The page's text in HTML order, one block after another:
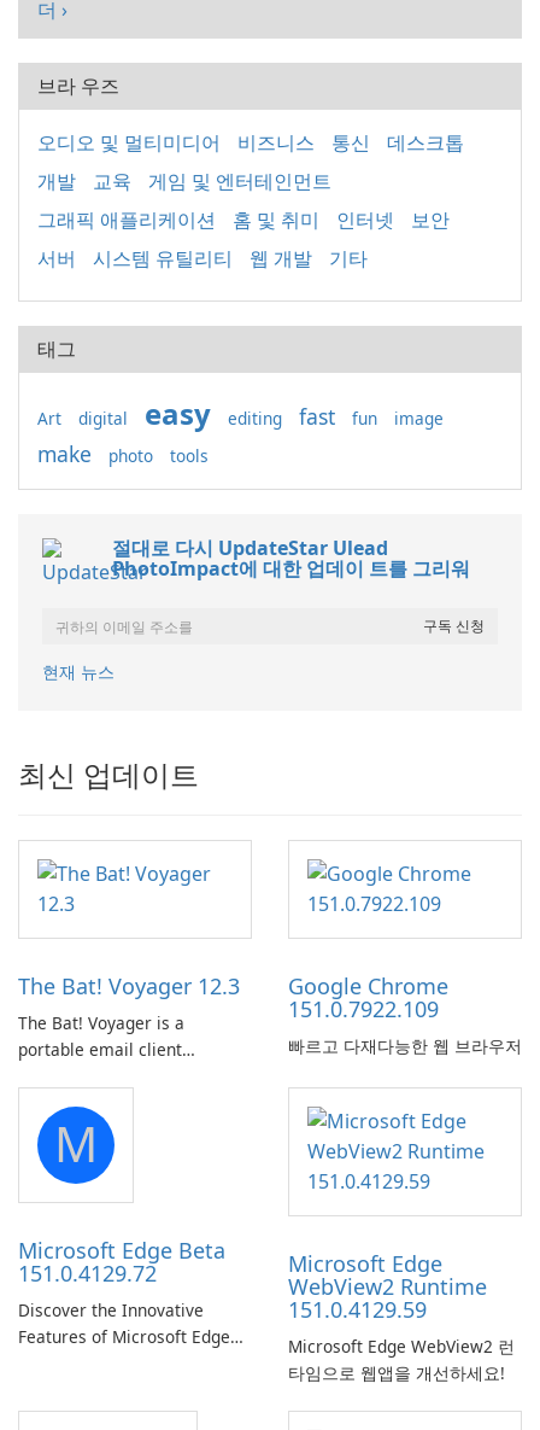
더 ›
브라 우즈
오디오 및 멀티미디어 비즈니스 통신
데스크톱
개발
교육
게임 및 엔터테인먼트
그래픽 애플리케이션
홈 및 취미 인터넷
보안
서버
시스템 유틸리티 웹 개발 기타
태그
Art digital easy editing fast fun image
make photo tools
절대로 다시 UpdateStar Ulead
PhotoImpact에 대한 업데이 트를 그리워
현재 뉴스
최신 업데이트
The Bat! Voyager 12.3
The Bat! Voyager is a
portable email client
launch from any USB or
portable media on any
computer running Microsoft
Windows.
Google Chrome
151.0.7922.109
빠르고 다재다능한 웹 브라우저
M
Microsoft Edge Beta
151.0.4129.72
Discover the Innovative
Features of Microsoft Edge
Beta, developed by Microsoft
Microsoft Edge
WebView2 Runtime
151.0.4129.59
Microsoft Edge WebView2 런
타임으로 웹앱을 개선하세요!